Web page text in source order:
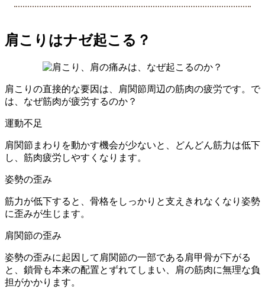
肩こりはナゼ起こる？
肩こりの直接的な要因は、肩関節周辺の筋肉の疲労です。で
は、なぜ筋肉が疲労するのか？
運動不足
肩関節まわりを動かす機会が少ないと、どんどん筋力は低下
し、筋肉疲労しやすくなります。
姿勢の歪み
筋力が低下すると、骨格をしっかりと支えきれなくなり姿勢
に歪みが生じます。
肩関節の歪み
姿勢の歪みに起因して肩関節の一部である肩甲骨が下がる
と、鎖骨も本来の配置とずれてしまい、肩の筋肉に無理な負
担がかかります。